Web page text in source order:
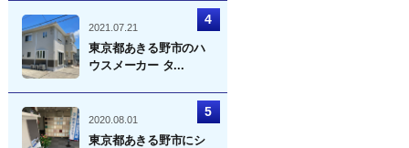
2021.07.21
東京都あきる野市のハ
ウスメーカー タ...
2020.08.01
東京都あきる野市にシ